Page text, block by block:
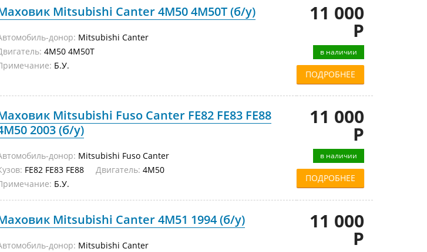
Mitsubishi Canter 4M50 4M50T (б/у)
донор: Mitsubishi Canter
4M50 4M50T
Б.У.
11 000
Р
в наличии
ПОДРОБНЕЕ
Mitsubishi Fuso Canter FE82 FE83 FE88
2003 (б/у)
донор: Mitsubishi Fuso Canter
FE82 FE83 FE88 Двигатель: 4M50
Б.У.
11 000
Р
в наличии
ПОДРОБНЕЕ
Mitsubishi Canter 4M51 1994 (б/у)
донор: Mitsubishi Canter
11 000
Р